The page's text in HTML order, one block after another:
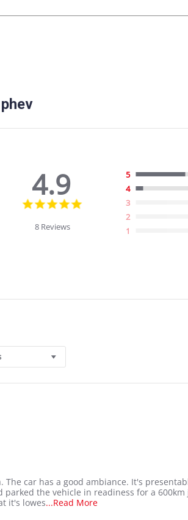
4.9
4.9
8 Reviews
5
4
3
2
1
car has a good ambiance. It's
the vehicle in readiness for a
it's lowes...Read MoreRead